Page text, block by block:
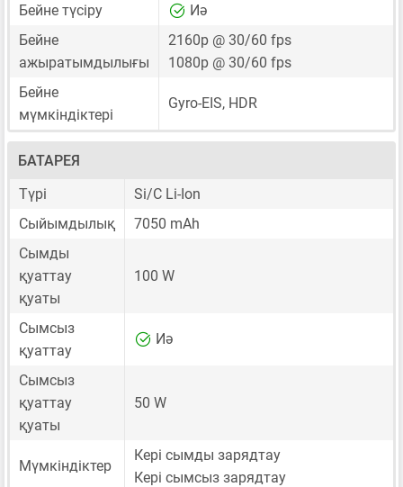
Бейне түсіру
Иә
Бейне
ажыратымдылығы
2160p @ 30/60 fps
1080p @ 30/60 fps
Бейне
мүмкіндіктері
Gyro-EIS, HDR
БАТАРЕЯ
Түрі
Si/C Li-Ion
Сыйымдылық
7050 mAh
Сымды
қуаттау
қуаты
100 W
Сымсыз
қуаттау
Иә
Сымсыз
қуаттау
қуаты
50 W
Мүмкіндіктер
Кері сымды зарядтау
Кері сымсыз зарядтау